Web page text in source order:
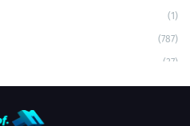
(1)
(787)
(37)
(9)